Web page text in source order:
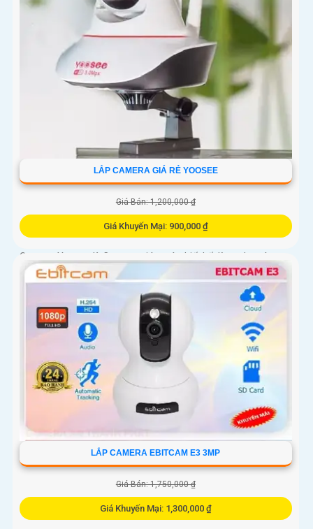
LẮP CAMERA GIÁ RẺ YOOSEE
Giá Bán: 1,200,000 ₫
Giá Khuyến Mại: 900,000 ₫
Camera Yoosee là Camera giám sát thiết kế dùng cho các
không gian rộng. Với khả năng xoay 360 độ, độ nét cao FULL
HD 1080P, camera Yoosee giúp quan sát mọi góc độ một cách
tốt nhất
LẮP CAMERA EBITCAM E3 3MP
Giá Bán: 1,750,000 ₫
Giá Khuyến Mại: 1,300,000 ₫